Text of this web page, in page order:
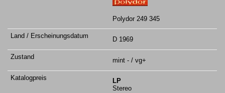
Polydor 249 345
D 1969
mint - / vg+
LP
Stereo